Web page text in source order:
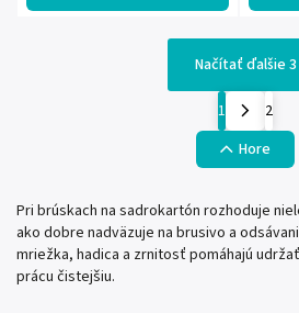
Načítať ďalšie 3
1
2
Hore
Pri brúskach na sadrokartón rozhoduje
ako dobre nadväzuje na brusivo a
mriežka, hadica a zrnitosť pomáhajú
prácu čistejšiu.